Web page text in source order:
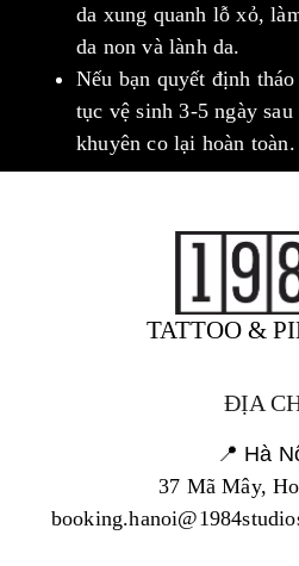
da xung quanh lỗ xỏ,
da non và lành da.
Nếu bạn quyết định
tục vệ sinh 3-5 ngày
khuyên co lại hoàn toàn.
TATTOO &
ĐỊA
📍 Hà
37 Mã Mây,